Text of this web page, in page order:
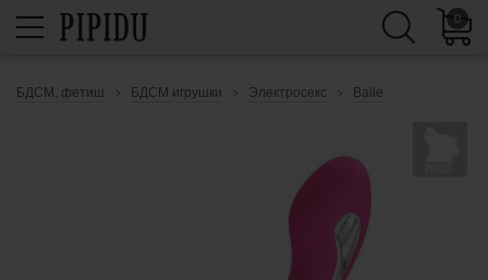
0
БДСМ, фетиш БДСМ игрушки Электросекс Baile